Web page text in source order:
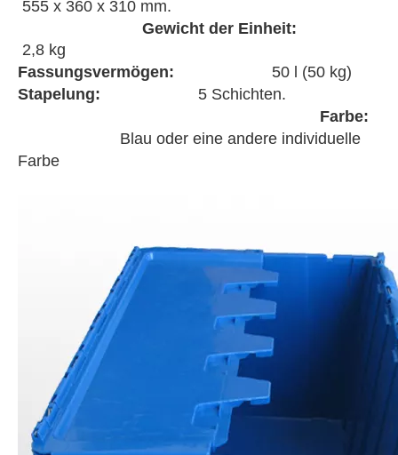
555 x 360 x 310 mm.
Gewicht der Einheit:
2,8 kg
Fassungsvermögen:
50 l (50 kg)
Stapelung:
5 Schichten.
Farbe:
Blau oder eine andere individuelle
Farbe